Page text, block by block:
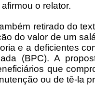
o relator.
retirado do
do valor de um
e a deficientes
(BPC). A
que
ou de tê-la